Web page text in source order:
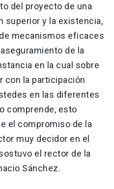
del proyecto de una
superior y la existencia,
mecanismos eficaces
de la
en la cual sobre
con la participación
en las diferentes
comprende, esto
el compromiso de la
muy decidor en el
el rector de la
Sánchez.